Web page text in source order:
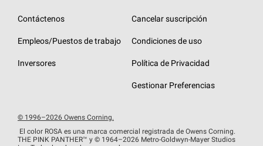
Garantías de techos
Diseño en el techo
Eventos para contratistas
Financiamiento de techos
Contáctenos
Empleos/Puestos de trabajo
Inversores
Cancelar suscripción
Condiciones de uso
Política de Privacidad
Gestionar Preferencias
© 1996–2026 Owens Corning.
El color ROSA es una marca comercial registrada de Owens Corning.
THE PINK PANTHER™ y © 1964–2026 Metro-Goldwyn-Mayer Studios